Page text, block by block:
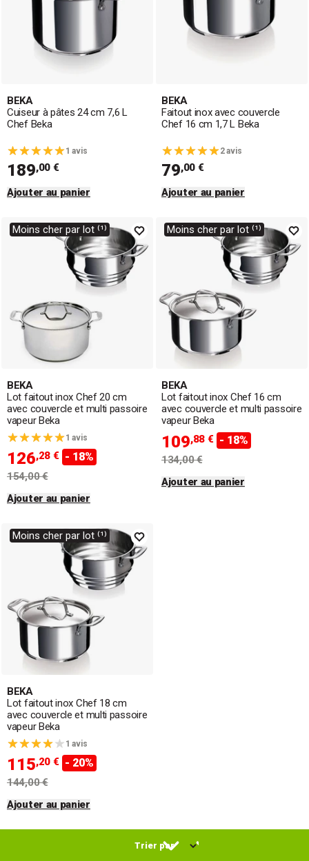
BEKA
Cuiseur à pâtes 24 cm 7,6 L
Chef Beka
1 avis
189,00 €
Ajouter au panier
BEKA
Faitout inox avec couvercle
Chef 16 cm 1,7 L Beka
2 avis
79,00 €
Ajouter au panier
Moins cher par lot ⁽¹⁾
BEKA
Lot faitout inox Chef 20 cm
avec couvercle et multi passoire
vapeur Beka
1 avis
126,28 € - 18%
154,00 €
Ajouter au panier
Moins cher par lot ⁽¹⁾
BEKA
Lot faitout inox Chef 16 cm
avec couvercle et multi passoire
vapeur Beka
109,88 € - 18%
134,00 €
Ajouter au panier
Moins cher par lot ⁽¹⁾
BEKA
Lot faitout inox Chef 18 cm
avec couvercle et multi passoire
vapeur Beka
1 avis
115,20 € - 20%
144,00 €
Ajouter au panier